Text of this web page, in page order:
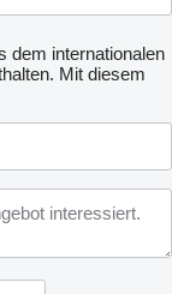
dem internationalen
Mit diesem